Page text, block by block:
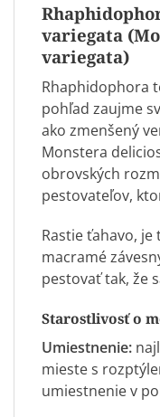
variegata
variegata)
Rhaphidophora
pohľad zaujme
ako zmenšený
Monstera
obrovských
pestovateľov,
Rastie ťahavo,
macramé
pestovať tak, že
Starostlivosť o
Umiestnenie:
mieste s
umiestnenie v